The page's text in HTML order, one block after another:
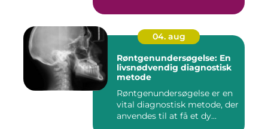
04. aug
Røntgenundersøgelse: En
livsnødvendig diagnostisk
metode
Røntgenundersøgelse er en
vital diagnostisk metode, der
anvendes til at få et dy...